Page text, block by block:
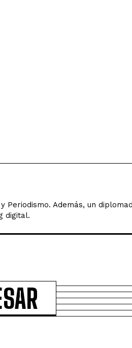
Periodismo. Además, un
digital.